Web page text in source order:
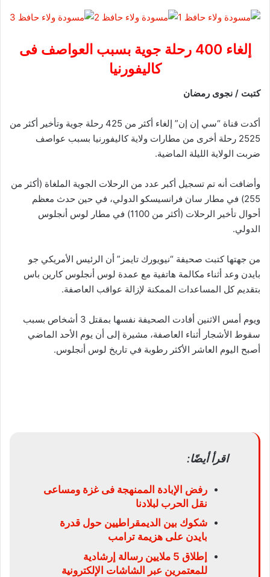
إلغاء 400 رحلة جوية بسبب العواصف فى
كاليفورنيا
كتبت / نجوى رمضان
أكدت قناة “سي إن إن” إلغاء أكثر من 425 رحلة جوية وتأخير أكثر من
2525 رحلة أخرى من مطارات ولاية كاليفورنيا بسبب عواصف
ضربت الولاية الليلة الماضية.
وأضافت أنه تم تسجيل أكبر عدد من الرحلات الجوية الملغاة (أكثر من
255) في مطار سان فرانسيسكو الدولي، في حين حدث معظم
أحوال تأخير الرحلات (أكثر من 1100) في مطار لوس أنجلوس
الدولي.
من جهتها كتبت صحيفة “نيويورك تايمز” أن الرئيس الأمريكي جو
بايدن وعد أثناء مكالمة هاتفية مع عمدة لوس أنجلوس كارين باس
بتقديم كل المساعدات الممكنة لإزالة عواقب العاصفة.
ويوم أمس الاثنين أفادت الصحيفة نفسها بمقتل 3 أشخاص بسبب
سقوط الأشجار أثناء العاصفة، مشيرة إلى أن يوم الأحد الماضي
أصبح اليوم العاشر الأكثر رطوبة في تاريخ لوس أنجلوس.
اقرأ أيضًا:
رفض الإبادة الممنهجة فى غزة ومساعى
نقل الحرب لبلادنا
شكوك بين الديمقراطيين حول قدرة
بايدن على هزيمة ترامب
إطلاق 5 ملايين رسالة إرشادية
للمعتمرين عبر الشاشات الإلكترونية